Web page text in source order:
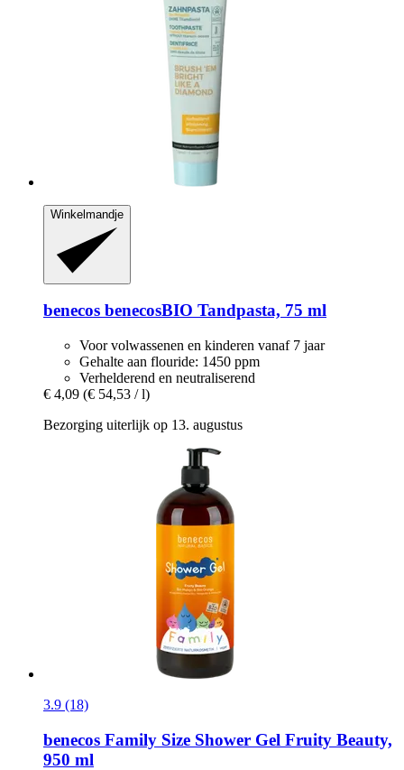
Winkelmandje
benecos benecosBIO Tandpasta, 75 ml
Voor volwassenen en kinderen vanaf 7 jaar
Gehalte aan flouride: 1450 ppm
Verhelderend en neutraliserend
€ 4,09 (€ 54,53 / l)
Bezorging uiterlijk op 13. augustus
3.9 (18)
benecos Family Size Shower Gel Fruity Beauty,
950 ml